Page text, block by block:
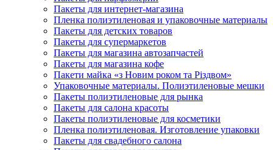
Пакеты для интернет-магазина
Пленка полиэтиленовая и упаковочные материалы
Пакеты для детских товаров
Пакеты для супермаркетов
Пакеты для магазина автозапчастей
Пакеты для магазина кофе
Пакети майка «з Новим роком та Різдвом»
Упаковочные материалы. Полиэтиленовые мешки
Пакеты полиэтиленовые для рынка
Пакеты для салона красоты
Пакеты полиэтиленовые для косметики
Пленка полиэтиленовая. Изготовление упаковки
Пакеты для свадебного салона